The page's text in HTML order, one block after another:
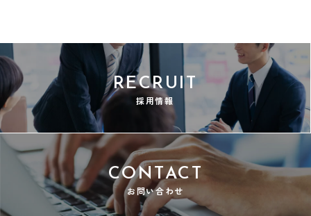
RECRUIT
採用情報
CONTACT
お問い合わせ